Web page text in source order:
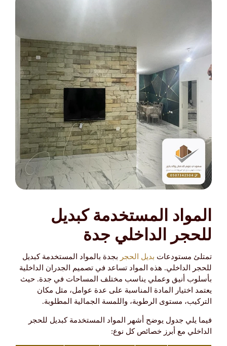
المواد المستخدمة كبديل
للحجر الداخلي جدة
تمتلئ مستودعات بديل الحجر بجدة بالمواد المستخدمة كبديل
للحجر الداخلي. هذه المواد تساعد في تصميم الجدران الداخلية
بأسلوب أنيق وعملي يناسب مختلف المساحات في جدة. حيث
يعتمد اختيار المادة المناسبة على عدة عوامل، مثل مكان
التركيب، مستوى الرطوبة، واللمسة الجمالية المطلوبة.
فيما يلي جدول يوضح أشهر المواد المستخدمة كبديل للحجر
الداخلي مع أبرز خصائص كل نوع: